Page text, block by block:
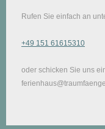
Rufen Sie einfach an
+49 151 61615310
oder schicken Sie uns